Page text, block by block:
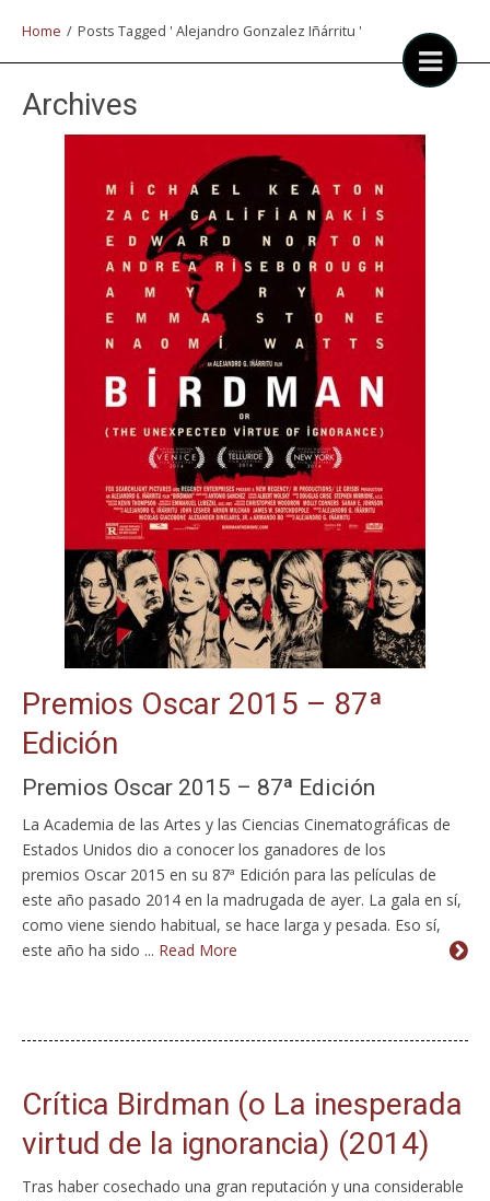
Home / Posts Tagged ' Alejandro Gonzalez Iñárritu '
Archives
Premios Oscar 2015 – 87ª
Edición
Premios Oscar 2015 – 87ª Edición
La Academia de las Artes y las Ciencias Cinematográficas de
Estados Unidos dio a conocer los ganadores de los
premios Oscar 2015 en su 87ª Edición para las películas de
este año pasado 2014 en la madrugada de ayer. La gala en sí,
como viene siendo habitual, se hace larga y pesada. Eso sí,
este año ha sido ... Read More
Crítica Birdman (o La inesperada
virtud de la ignorancia) (2014)
Tras haber cosechado una gran reputación y una considerable